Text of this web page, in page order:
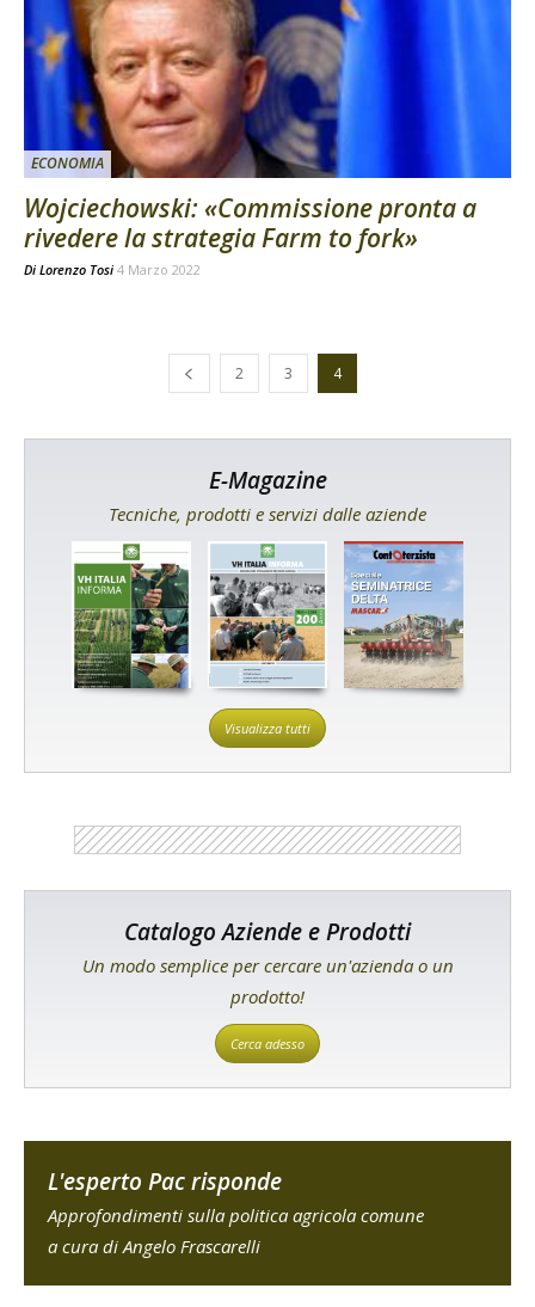
ECONOMIA
Wojciechowski: «Commissione pronta a
rivedere la strategia Farm to fork»
Di Lorenzo Tosi 4 Marzo 2022
2 3 4
E-Magazine
Tecniche, prodotti e servizi dalle aziende
Visualizza tutti
Catalogo Aziende e Prodotti
Un modo semplice per cercare un'azienda o un
prodotto!
Cerca adesso
L'esperto Pac risponde
Approfondimenti sulla politica agricola comune
a cura di Angelo Frascarelli